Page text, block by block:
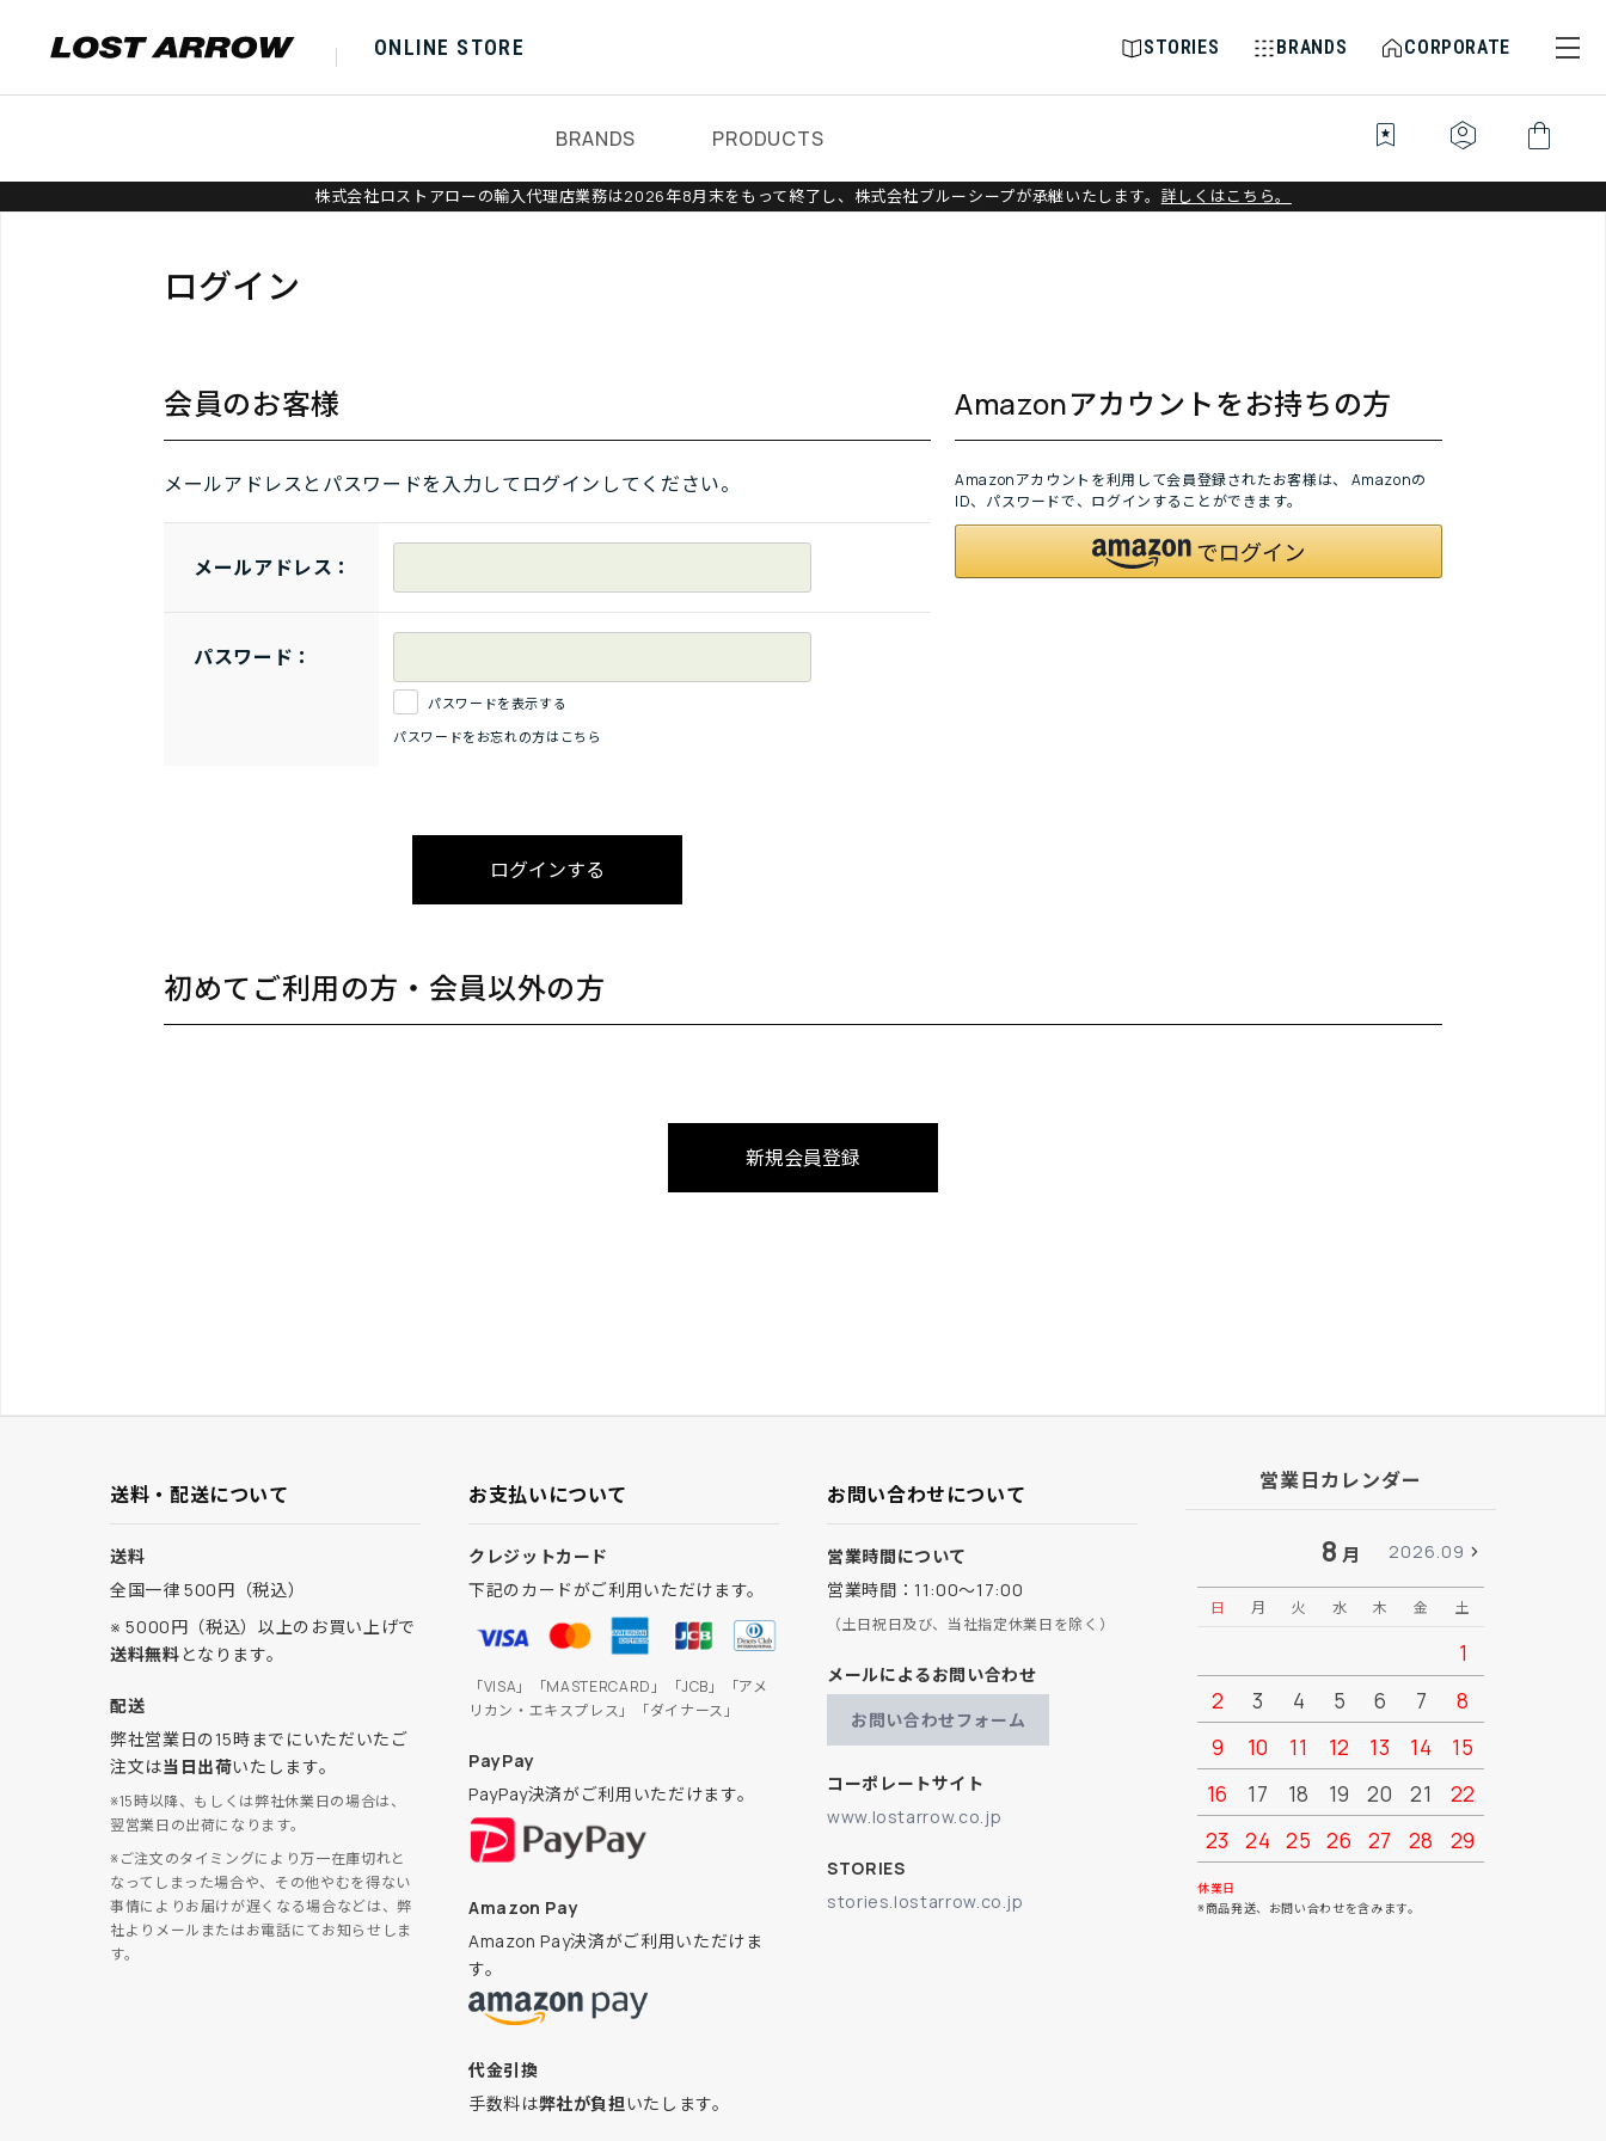
ONLINE STORE STORIES BRANDS CORPORATE
BRANDS PRODUCTS bookmark_star identity_platform shopping_bag
株式会社ロストアローの輸入代理店業務は2026年8月末をもって終了し、株式会社ブルーシープが承継いたします。 詳しくはこちら。
ログイン
会員のお客様
メールアドレスとパスワードを入力してログインしてください。
メールアドレス：
パスワード：
パスワードを表示する
パスワードをお忘れの方はこちら
Amazonアカウントをお持ちの方
Amazonアカウントを利用して会員登録されたお客様は、
Amazonの
ID、パスワードで、ログインすることができます。
初めてご利用の方・会員以外の方
送料・配送について
送料
全国一律 500円（税込）
※ 5000円（税込）以上のお買い上げで
送料無料となります。
配送
弊社営業日の15時までにいただいたご
注文は当日出荷いたします。
※15時以降、もしくは弊社休業日の場合は、
翌営業日の出荷になります。
※ご注文のタイミングにより万一在庫切れと
なってしまった場合や、その他やむを得ない
事情によりお届けが遅くなる場合などは、弊
社よりメールまたはお電話にてお知らせしま
す。
お支払いについて
クレジットカード
下記のカードがご利用いただけます。
「VISA」「MASTERCARD」「JCB」「アメ
リカン・エキスプレス」「ダイナース」
PayPay
PayPay決済がご利用いただけます。
Amazon Pay
Amazon Pay決済がご利用いただけま
す。
代金引換
手数料は弊社が負担いたします。
お問い合わせについて
営業時間について
営業時間：11:00～17:00
（土日祝日及び、当社指定休業日を除く）
メールによるお問い合わせ
お問い合わせフォーム
コーポレートサイト
www.lostarrow.co.jp
STORIES
stories.lostarrow.co.jp
営業日カレンダー
8 月 2026.09
日 月 火 水 木 金 土
1
2
3 4 5 6 7
8
9
10 11 12 13 14
15
16
17 18 19 20 21
22
23
24 25 26 27 28
29
30
休業日
※商品発送、お問い合わせを含みます。